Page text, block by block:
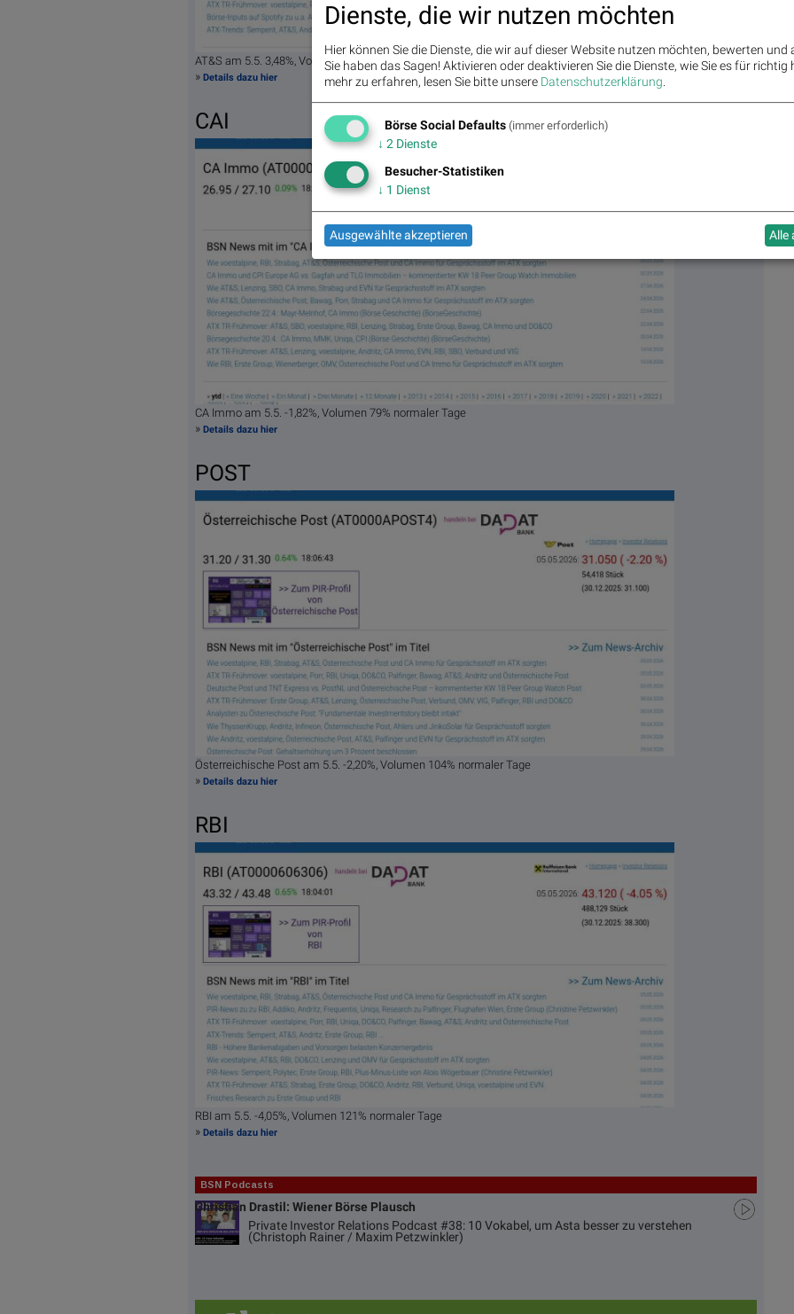
AT&S am 5.5. 3,48%, Volumen 96% normaler Tage
» Details dazu hier
CAI
CA Immo am 5.5. -1,82%, Volumen 79% normaler Tage
» Details dazu hier
POST
Österreichische Post am 5.5. -2,20%, Volumen 104% normaler Tage
» Details dazu hier
RBI
RBI am 5.5. -4,05%, Volumen 121% normaler Tage
» Details dazu hier
BSN Podcasts
Christian Drastil: Wiener Börse Plausch
Private Investor Relations Podcast #38: 10 Vokabel, um Asta besser zu verstehen
(Christoph Rainer / Maxim Petzwinkler)
Dienste, die wir nutzen möchten
Hier können Sie die Dienste, die wir auf dieser Website nutzen möchten, bewerten und
Sie haben das Sagen! Aktivieren oder deaktivieren Sie die Dienste, wie Sie es für richtig
mehr zu erfahren, lesen Sie bitte unsere Datenschutzerklärung
Börse Social Defaults (immer erforderlich)
↓ 2 Dienste
Besucher-Statistiken
↓ 1 Dienst
Ausgewählte akzeptieren Alle